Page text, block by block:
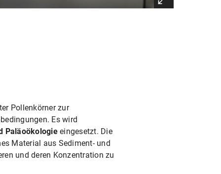
Pollenkörner zur
Es wird
Paläoökologieeingesetzt. Die
Material aus Sediment- und
und deren Konzentration zu